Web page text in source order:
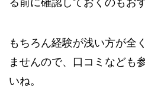
る前に確認しておくのもお
もちろん経験が浅い方が全
ませんので、口コミなども
いね。